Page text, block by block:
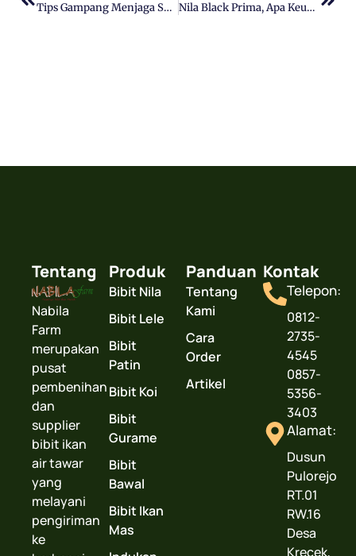
Tips Gampang Menjaga Suhu Ideal Kolam Lele Nila Black Prima, Apa Keunggulannya Dibanding Varietas Lain?
Tentang
Nabila
Farm
merupakan
pusat
pembenihan
dan
supplier
bibit ikan
air tawar
yang
melayani
pengiriman
ke
Produk
Bibit Nila
Bibit Lele
Bibit
Patin
Bibit Koi
Bibit
Gurame
Bibit
Bawal
Bibit Ikan
Mas
Panduan
Tentang
Kami
Cara
Order
Artikel
Kontak
Telepon:
0812-
2735-
4545
0857-
5356-
3403
Alamat:
Dusun
Pulorejo
RT.01
RW.16
Desa
Krecek,